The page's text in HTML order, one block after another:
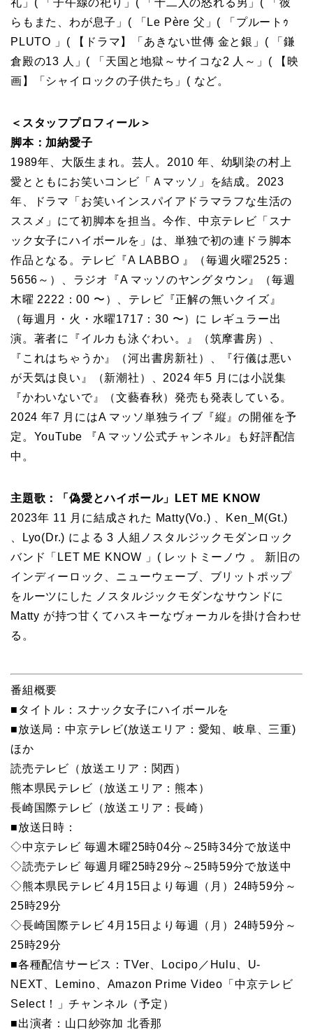
礼」( 「子午線の祀り」( 「十二人の怒れる男」( 「彼
らもまた、わが息子」( 「Le Père 父」( 「プルートｩ
PLUTO 」( 【ドラマ】「あきない世傳 金と銀」( 「鎌
倉殿の13 人」( 「天国と地獄～サイコな2 人～」( 【映
画】「シャイロックの子供たち」( など。
＜スタッフプロフィール＞
脚本：加納愛子
1989年、大阪生まれ。芸人。2010 年、幼馴染の村上
愛とともにお笑いコンビ「Ａマッソ」を結成。2023
年、ドラマ「お笑いインスパイアドラマラフな生活の
ススメ」にて初脚本を担当。今作、中京テレビ「スナ
ック女子にハイボールを」は、単独で初の連ドラ脚本
作品となる。テレビ『A LABBO 』（毎週火曜2525：
5656～）、ラジオ『A マッソのヤングタウン』（毎週
木曜 2222：00 〜）、テレビ『正解の無いクイズ』
（毎週月・火・水曜1717：30 〜）に レギュラー出
演。著者に『イルカも泳ぐわい。』（筑摩書房）、
『これはちゃうか』（河出書房新社）、『行儀は悪い
が天気は良い』（新潮社）、2024 年5 月には小説集
『かわいないで』（文藝春秋）発売も発表している。
2024 年7 月にはA マッソ単独ライブ『縦』の開催を予
定。YouTube 『A マッソ公式チャンネル』も好評配信
中。
主題歌：「偽愛とハイボール」LET ME KNOW
2023年 11 月に結成された Matty(Vo.) 、Ken_M(Gt.)
、Lyo(Dr.) による 3 人組ノスタルジックモダンロック
バンド「LET ME KNOW 」( レットミーノウ 。 新旧の
インディーロック、ニューウェーブ、ブリットポップ
をルーツにした ノスタルジックモダンなサウンドに
Matty が持つ甘くてハスキーなヴォーカルを掛け合わせ
る。
番組概要
■タイトル：スナック女子にハイボールを
■放送局：中京テレビ(放送エリア：愛知、岐阜、三重)
ほか
読売テレビ（放送エリア：関西）
熊本県民テレビ（放送エリア：熊本）
長崎国際テレビ（放送エリア：長崎）
■放送日時：
◇中京テレビ 毎週木曜25時04分～25時34分で放送中
◇読売テレビ 毎週月曜25時29分～25時59分で放送中
◇熊本県民テレビ 4月15日より毎週（月）24時59分～
25時29分
◇長崎国際テレビ 4月15日より毎週（月）24時59分～
25時29分
■各種配信サービス：TVer、Locipo／Hulu、U-
NEXT、Lemino、Amazon Prime Video「中京テレビ
Select！」チャンネル（予定）
■出演者：山口紗弥加 北香那